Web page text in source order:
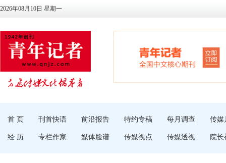
2026年08月10日 星期一
首 页 刊首快语 前沿报告 特约专稿 每月调查 传媒
经 历 专栏作家 媒体脸谱 传媒视点 传媒透视 院长